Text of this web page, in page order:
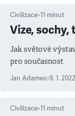
Civilizace•11 minut
Vize,
Jak světové
pro současnost
Jan Adamec•9. 1. 2022
Civilizace•11 minut